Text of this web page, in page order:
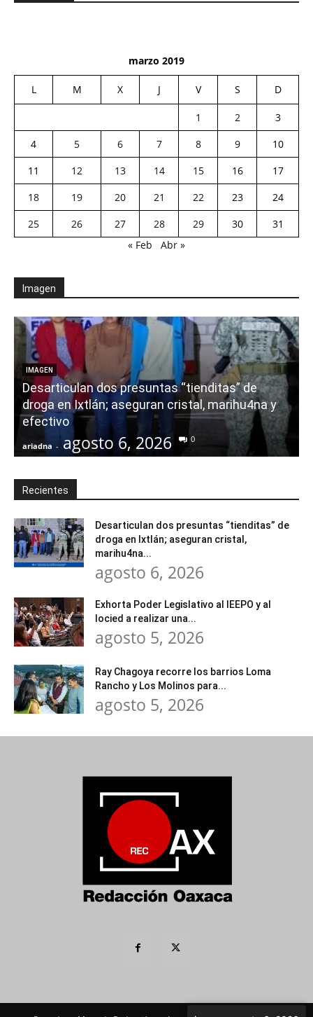
marzo 2019
L M X J V S D
1 2
3
4
5 6 7 8 9
10
11
12 13 14 15 16
17
18
19 20 21 22 23
24
25
26 27 28 29 30
31
« Feb
Abr »
Imagen
IMAGEN
Desarticulan dos presuntas “tienditas” de
droga en Ixtlán; aseguran cristal, marihu4na y
efectivo
ariadna - agosto 6, 2026 0
Recientes
Desarticulan dos presuntas “tienditas” de
droga en Ixtlán; aseguran cristal,
marihu4na...
agosto 6, 2026
Exhorta Poder Legislativo al IEEPO y al
Iocied a realizar una...
agosto 5, 2026
Ray Chagoya recorre los barrios Loma
Rancho y Los Molinos para...
agosto 5, 2026